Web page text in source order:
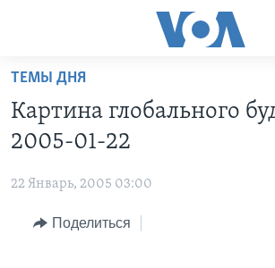
Перейти
основной
контент
навигации
ПРОГРАММЫ
НОВОСТИ ЗА МИНУТУ
ИТОГИ
УЧИМ АНГЛИЙСКИЙ
НАША АМЕРИКАНСКАЯ ИСТОРИЯ
ЭКСПЕРТИЗА
ИНТЕРВЬЮ
ТЕМЫ ДНЯ
Картина глобального
2005-01-22
22 Январь, 2005 03:00
Поделиться